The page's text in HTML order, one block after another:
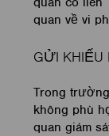
quan về vi
GỬI KHIẾU
Trong
không phù
quan giám